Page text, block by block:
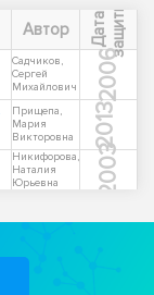
Автор Д
а
т
а
з
а
щ
и
т ы
Садчиков,
Сергей
Михайлович
2006
Прищепа,
Мария
Викторовна
2013
Никифорова,
Наталия
Юрьевна
2003